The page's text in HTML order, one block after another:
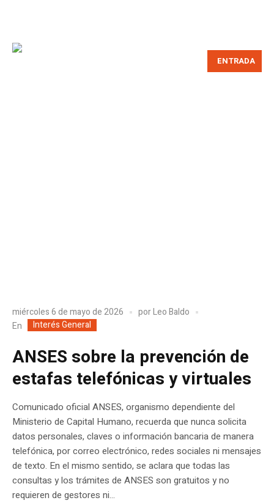
ENTRADA
miércoles 6 de mayo de 2026 porLeo Baldo
En
Interés General
ANSES sobre la prevención de
estafas telefónicas y virtuales
Comunicado oficial ANSES, organismo dependiente del
Ministerio de Capital Humano, recuerda que nunca solicita
datos personales, claves o información bancaria de manera
telefónica, por correo electrónico, redes sociales ni mensajes
de texto. En el mismo sentido, se aclara que todas las
consultas y los trámites de ANSES son gratuitos y no
requieren de gestores ni...